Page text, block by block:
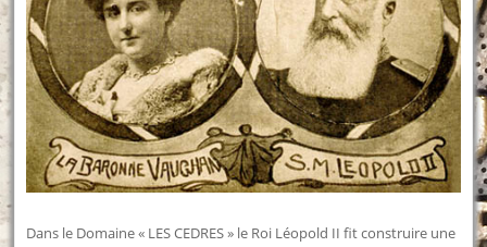
Dans le Domaine « LES CEDRES » le Roi Léopold II fit construire une